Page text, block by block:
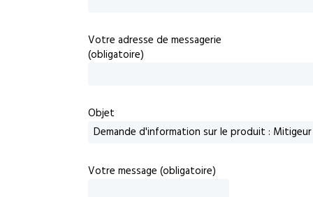
Votre adresse de messagerie
(obligatoire)
Objet
Votre message (obligatoire)